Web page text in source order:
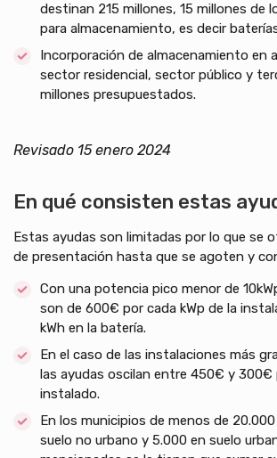
destinan 215 millones, 15 millones de
para almacenamiento, es decir
Incorporación de almacenamiento en
sector residencial, sector público y
millones presupuestados.
Revisado 15 enero 2024
En qué consisten estas
Estas ayudas son limitadas por lo que se
de presentación hasta que se agoten y
Con una potencia pico menor de
son de 600€ por cada kWp de la
kWh en la batería.
En el caso de las instalaciones más
las ayudas oscilan entre 450€ y 300€
instalado.
En los municipios de menos de
suelo no urbano y 5.000 en suelo